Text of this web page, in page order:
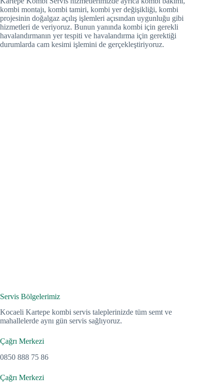
kombi montajı, kombi tamiri, kombi yer değişikliği, kombi
projesinin doğalgaz açılış işlemleri açısından uygunluğu gibi
hizmetleri de veriyoruz. Bunun yanında kombi için gerekli
havalandırmanın yer tespiti ve havalandırma için gerektiği
durumlarda cam kesimi işlemini de gerçekleştiriyoruz.
Servis Bölgelerimiz
Kocaeli Kartepe kombi servis taleplerinizde tüm semt ve
mahallelerde aynı gün servis sağlıyoruz.
Çağrı Merkezi
0850 888 75 86
Çağrı Merkezi